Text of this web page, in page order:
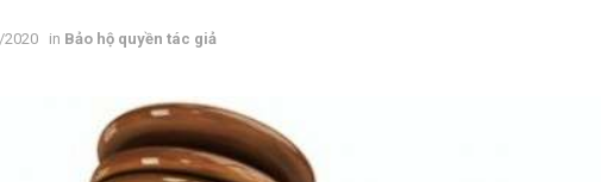
2020 in Bảo hộ quyền tác giả